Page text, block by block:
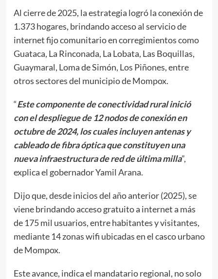
Al cierre de 2025, la estrategia logró la conexión de
1.373 hogares, brindando acceso al servicio de
internet fijo comunitario en corregimientos como
Guataca, La Rinconada, La Lobata, Las Boquillas,
Guaymaral, Loma de Simón, Los Piñones, entre
otros sectores del municipio de Mompox.
“Este componente de conectividad rural inició
con el despliegue de 12 nodos de conexión en
octubre de 2024, los cuales incluyen antenas y
cableado de fibra óptica que constituyen una
nueva infraestructura de red de última milla”,
explica el gobernador Yamil Arana.
Dijo que, desde inicios del año anterior (2025), se
viene brindando acceso gratuito a internet a más
de 175 mil usuarios, entre habitantes y visitantes,
mediante 14 zonas wifi ubicadas en el casco urbano
de Mompox.
Este avance, indica el mandatario regional, no solo